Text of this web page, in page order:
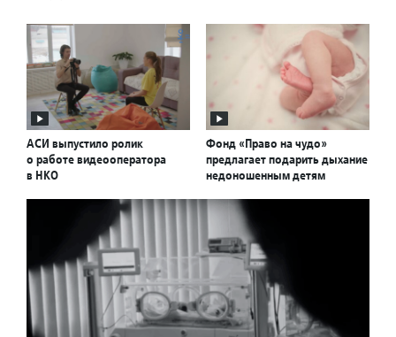
АСИ выпустило ролик
о работе видеооператора
в НКО
Фонд «Право на чудо»
предлагает подарить дыхание
недоношенным детям